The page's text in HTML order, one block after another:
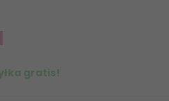
gratis!